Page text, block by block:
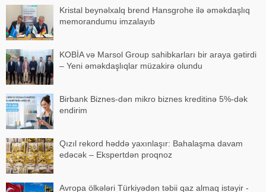
Kristal beynəlxalq brend Hansgrohe ilə əməkdaşlıq
memorandumu imzalayıb
KOBİA və Marsol Group sahibkarları bir araya gətirdi
– Yeni əməkdaşlıqlar müzakirə olundu
Birbank Biznes-dən mikro biznes kreditinə 5%-dək
endirim
Qızıl rekord həddə yaxınlaşır: Bahalaşma davam
edəcək – Ekspertdən proqnoz
Avropa ölkələri Türkiyədən təbii qaz almaq istəyir -